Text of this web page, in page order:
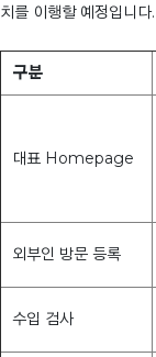
치를 이행할 예정입니다.
구분
대표 Homepage
외부인 방문 등록
수입 검사